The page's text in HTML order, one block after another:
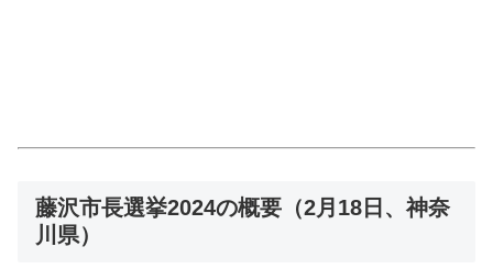
藤沢市長選挙2024の概要（2月18日、神奈
川県）